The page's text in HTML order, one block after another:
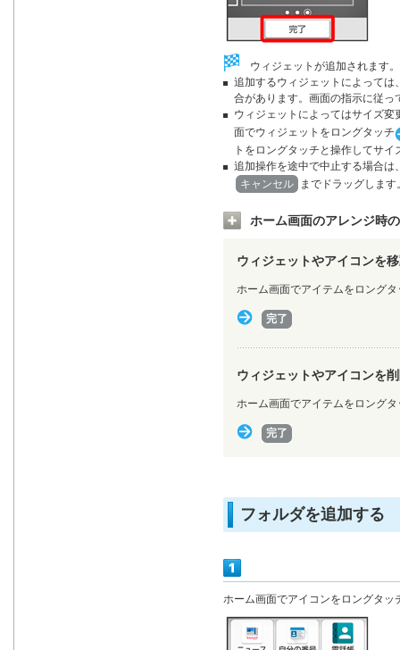
ウィジェットが追加されます。
追加するウィジェットによっては
合があります。画面の指示に従っ
ウィジェットによってはサイズ変
面でウィジェットをロングタッチ
トをロングタッチと操作してサ
追加操作を途中で中止する場合は
キャンセル
までドラッグします
ホーム画面のアレンジ時
ウィジェットやアイコンを
ホーム画面でアイテムをロングタ
完了
ウィジェットやアイコンを
ホーム画面でアイテムをロングタ
完了
フォルダを追加する
ホーム画面でアイコンをロングタッ